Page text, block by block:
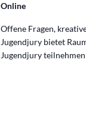
Online
Offene Fragen,
Jugendjury bietet
Jugendjury